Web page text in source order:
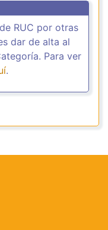
RUC por otras
dar de alta al
Para ver
.